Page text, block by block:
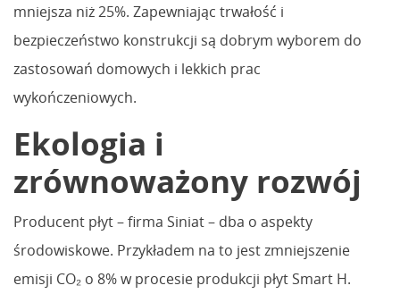
mniejsza niż 25%. Zapewniając trwałość i
bezpieczeństwo konstrukcji są dobrym wyborem do
zastosowań domowych i lekkich prac
wykończeniowych.
Ekologia i
zrównoważony rozwój
Producent płyt – firma Siniat – dba o aspekty
środowiskowe. Przykładem na to jest zmniejszenie
emisji CO₂ o 8% w procesie produkcji płyt Smart H.